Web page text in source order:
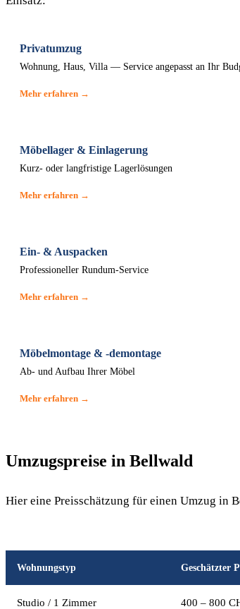
Privatumzug
Wohnung, Haus, Villa — Service angepasst an Ihr
Mehr erfahren →
Möbellager & Einlagerung
Kurz- oder langfristige Lagerlösungen
Mehr erfahren →
Ein- & Auspacken
Professioneller Rundum-Service
Mehr erfahren →
Möbelmontage & -demontage
Ab- und Aufbau Ihrer Möbel
Mehr erfahren →
Umzugspreise in Bellwald
Hier eine Preisschätzung für einen Umzug in
Wohnungstyp Geschätzter
Studio / 1 Zimmer 400 – 800